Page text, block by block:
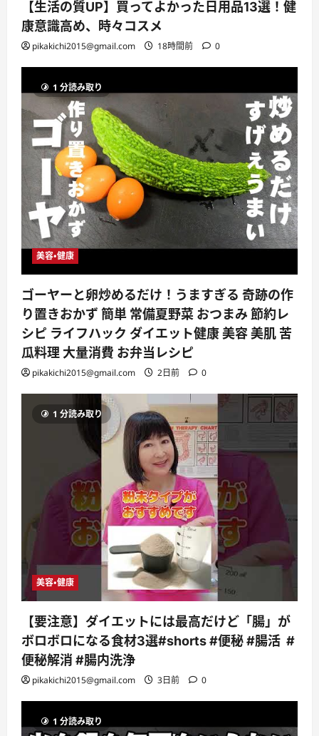
【生活の質UP】買ってよかった日用品13選！健
康意識高め、時々コスメ
pikakichi2015@gmail.com 18時間前 0
1 分読み取り
美容・健康
ゴーヤーと卵炒めるだけ！うますぎる 奇跡の作
り置きおかず 簡単 常備夏野菜 おつまみ 節約レ
シピ ライフハック ダイエット健康 美容 美肌 苦
瓜料理 大量消費 お弁当レシピ
pikakichi2015@gmail.com 2日前 0
1 分読み取り
美容・健康
【要注意】ダイエットには最高だけど「腸」が
ボロボロになる食材3選#shorts #便秘 #腸活 #
便秘解消 #腸内洗浄
pikakichi2015@gmail.com 3日前 0
1 分読み取り